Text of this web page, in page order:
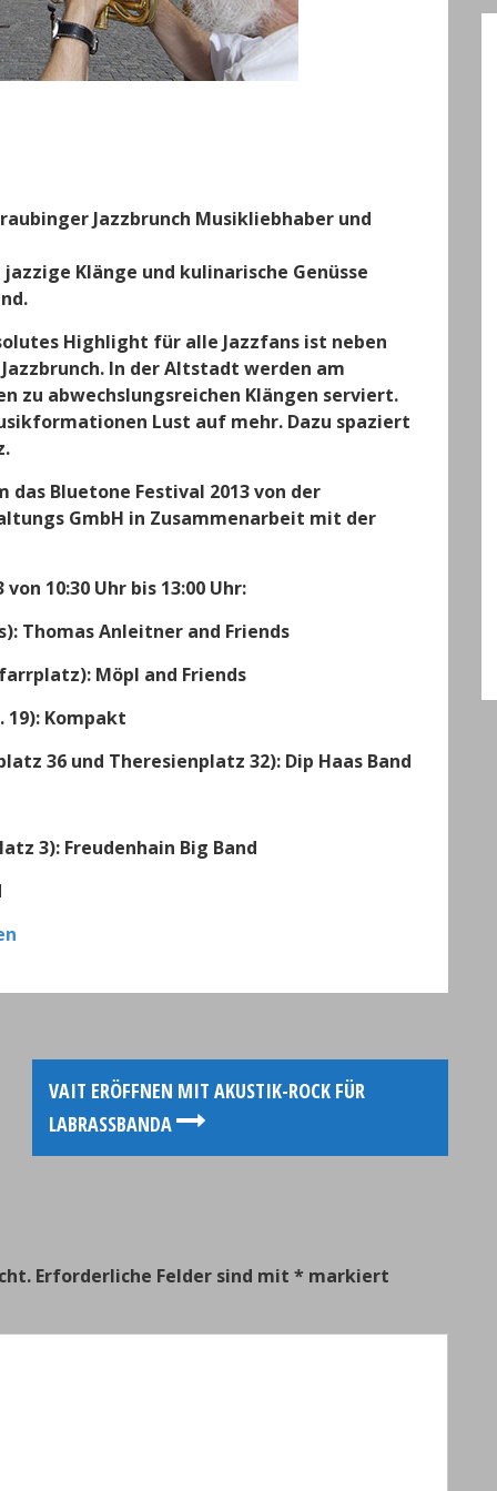
Jazzbrunch Musikliebhaber und
Klänge und kulinarische Genüsse
Highlight für alle Jazzfans ist neben
In der Altstadt werden am
zu abwechslungsreichen Klängen serviert.
Lust auf mehr. Dazu spaziert
Bluetone Festival 2013 von der
GmbH in Zusammenarbeit mit der
10:30 Uhr bis 13:00 Uhr:
Thomas Anleitner and Friends
Möpl and Friends
Kompakt
36 und Theresienplatz 32): Dip Haas Band
3): Freudenhain Big Band
VAIT ERÖFFNEN MIT AKUSTIK-ROCK FÜR
LABRASSBANDA
Erforderliche Felder sind mit * markiert